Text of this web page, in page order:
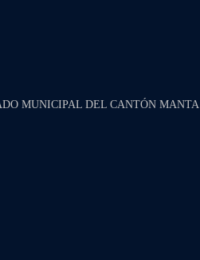
MUNICIPAL DEL CANTÓN MANTA